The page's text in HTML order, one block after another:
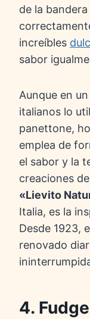
de la
increíbles
sabor
Aunque en
italianos lo
panettone,
emplea de
el sabor y la
creaciones
«Lievito
Italia, es la
Desde 1923,
renovado
4. Fudge